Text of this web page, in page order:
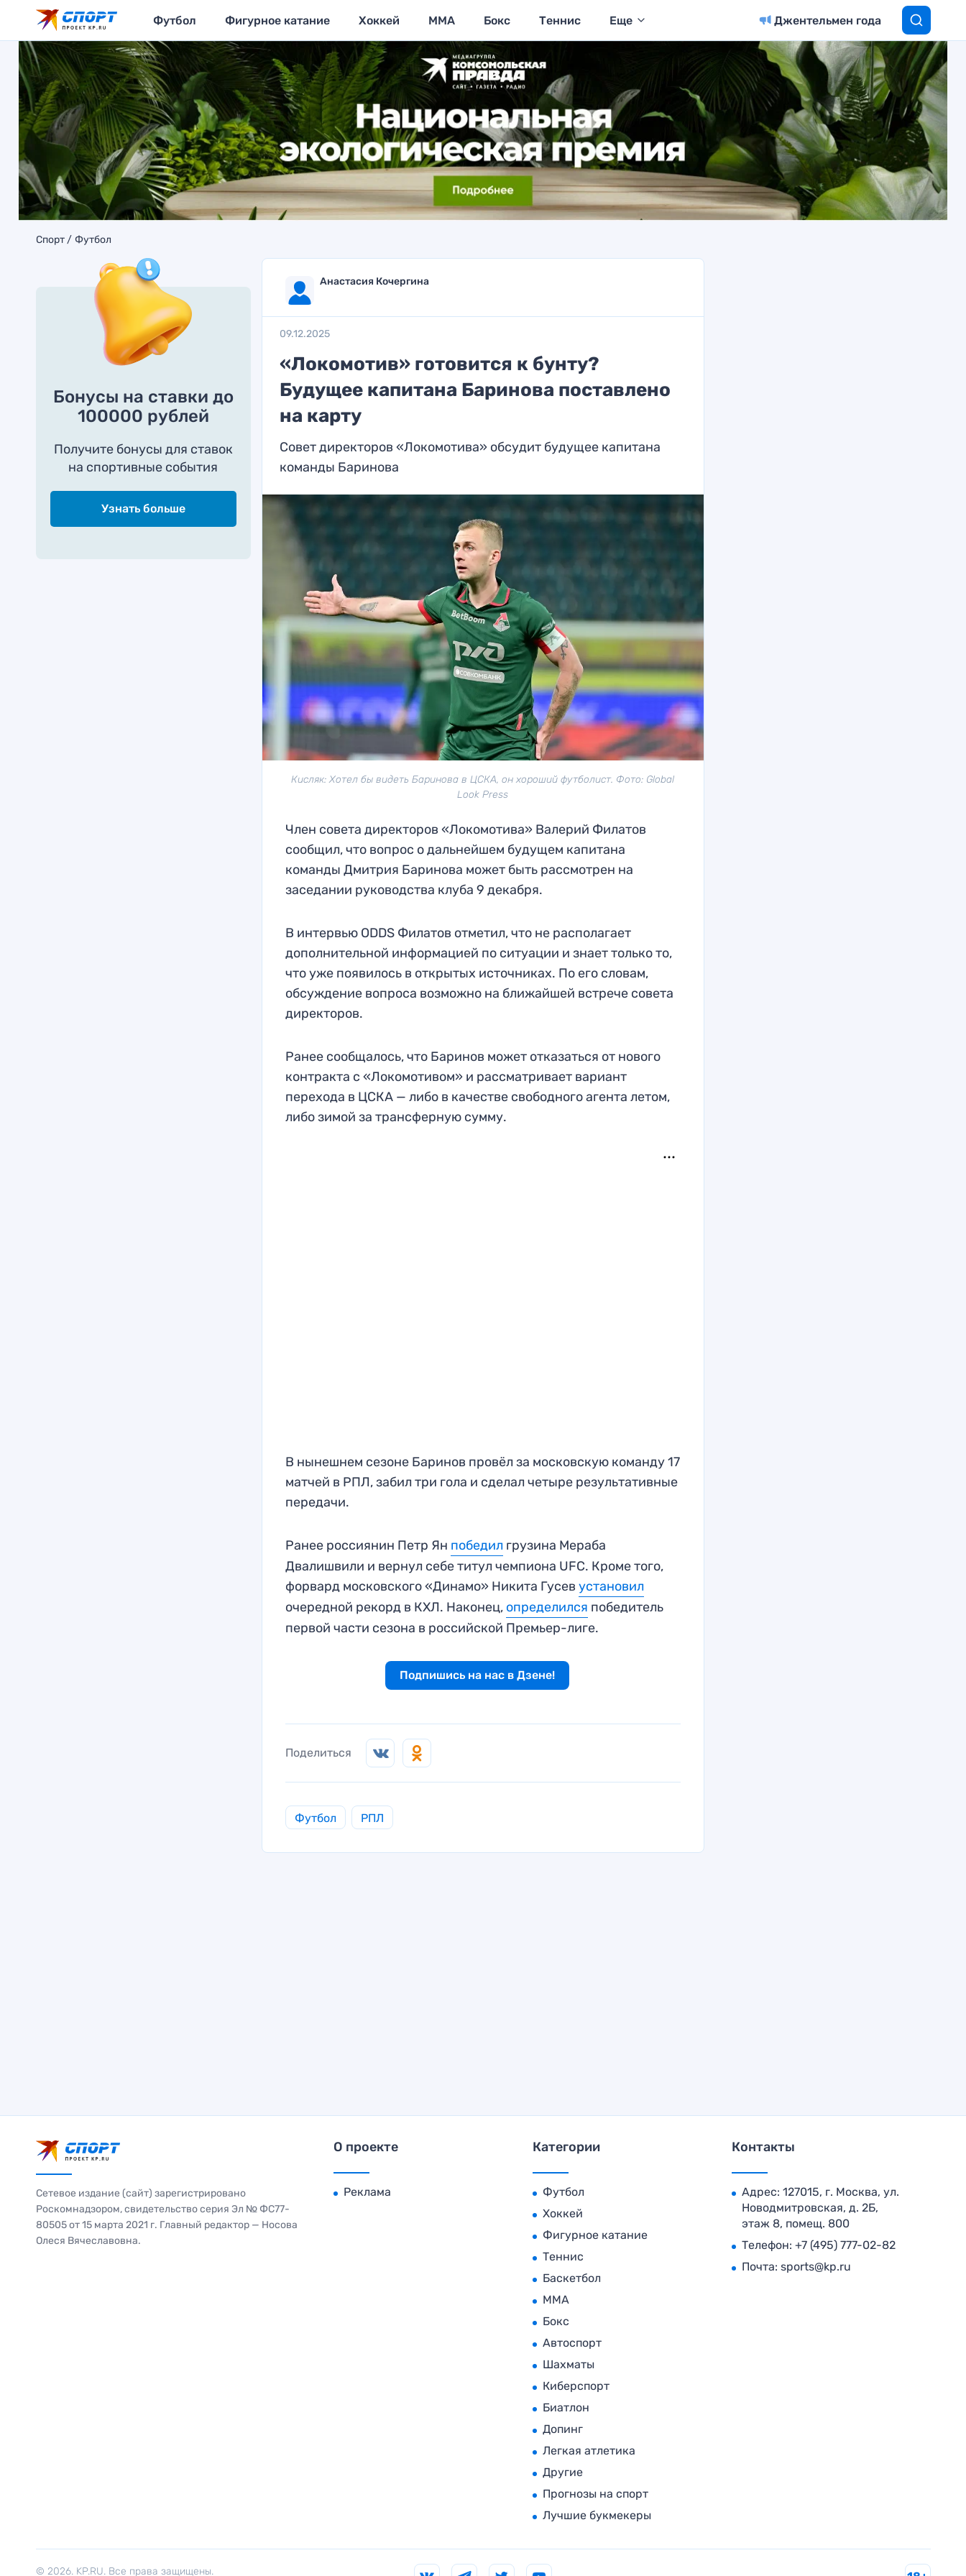
Футбол Фигурное катание Хоккей MMA Бокс Теннис Еще Джентельмен года
Спорт Футбол
Бонусы на ставки до
100000 рублей
Получите бонусы для ставок
на спортивные события
Узнать больше
Анастасия Кочергина
09.12.2025
«Локомотив» готовится к бунту?
Будущее капитана Баринова поставлено
на карту
Совет директоров «Локомотива» обсудит будущее капитана
команды Баринова
Кисляк: Хотел бы видеть Баринова в ЦСКА, он хороший футболист. Фото: Global
Look Press
Член совета директоров «Локомотива» Валерий Филатов
сообщил, что вопрос о дальнейшем будущем капитана
команды Дмитрия Баринова может быть рассмотрен на
заседании руководства клуба 9 декабря.
В интервью ODDS Филатов отметил, что не располагает
дополнительной информацией по ситуации и знает только то,
что уже появилось в открытых источниках. По его словам,
обсуждение вопроса возможно на ближайшей встрече совета
директоров.
Ранее сообщалось, что Баринов может отказаться от нового
контракта с «Локомотивом» и рассматривает вариант
перехода в ЦСКА — либо в качестве свободного агента летом,
либо зимой за трансферную сумму.
В нынешнем сезоне Баринов провёл за московскую команду 17
матчей в РПЛ, забил три гола и сделал четыре результативные
передачи.
Ранее россиянин Петр Ян победил грузина Мераба
Двалишвили и вернул себе титул чемпиона UFC. Кроме того,
форвард московского «Динамо» Никита Гусевустановил
очередной рекорд в КХЛ. Наконец, определился победитель
первой части сезона в российской Премьер-лиге.
Подпишись на нас в Дзене!
Поделиться
Футбол РПЛ
Сетевое издание (сайт) зарегистрировано
Роскомнадзором, свидетельство серия Эл № ФС77-
80505 от 15 марта 2021 г. Главный редактор — Носова
Олеся Вячеславовна.
О проекте
Реклама
Категории
Футбол
Хоккей
Фигурное катание
Теннис
Баскетбол
MMA
Бокс
Автоспорт
Шахматы
Киберспорт
Биатлон
Допинг
Легкая атлетика
Другие
Прогнозы на спорт
Лучшие букмекеры
Контакты
Адрес: 127015, г. Москва, ул.
Новодмитровская, д. 2Б,
этаж 8, помещ. 800
Телефон: +7 (495) 777-02-82
Почта: sports@kp.ru
© 2026. KP.RU. Все права защищены.